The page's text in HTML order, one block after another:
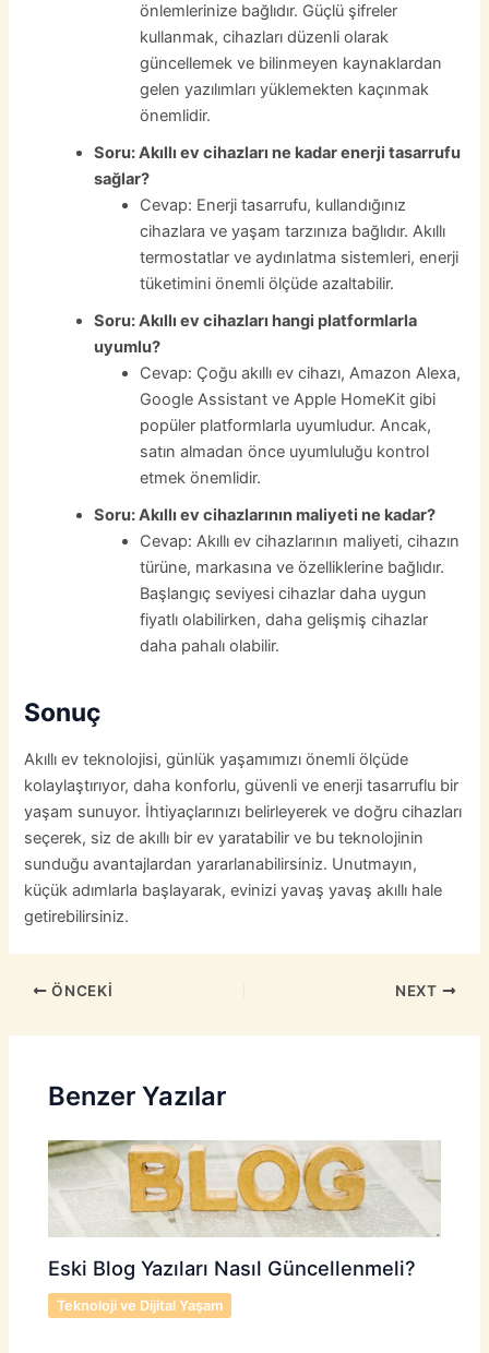
önlemlerinize bağlıdır. Güçlü şifreler
kullanmak, cihazları düzenli olarak
güncellemek ve bilinmeyen kaynaklardan
gelen yazılımları yüklemekten kaçınmak
önemlidir.
Soru: Akıllı ev cihazları ne kadar enerji tasarrufu
sağlar?
Cevap: Enerji tasarrufu, kullandığınız
cihazlara ve yaşam tarzınıza bağlıdır. Akıllı
termostatlar ve aydınlatma sistemleri, enerji
tüketimini önemli ölçüde azaltabilir.
Soru: Akıllı ev cihazları hangi platformlarla
uyumlu?
Cevap: Çoğu akıllı ev cihazı, Amazon Alexa,
Google Assistant ve Apple HomeKit gibi
popüler platformlarla uyumludur. Ancak,
satın almadan önce uyumluluğu kontrol
etmek önemlidir.
Soru: Akıllı ev cihazlarının maliyeti ne kadar?
Cevap: Akıllı ev cihazlarının maliyeti, cihazın
türüne, markasına ve özelliklerine bağlıdır.
Başlangıç seviyesi cihazlar daha uygun
fiyatlı olabilirken, daha gelişmiş cihazlar
daha pahalı olabilir.
Sonuç
Akıllı ev teknolojisi, günlük yaşamımızı önemli ölçüde
kolaylaştırıyor, daha konforlu, güvenli ve enerji tasarruflu bir
yaşam sunuyor. İhtiyaçlarınızı belirleyerek ve doğru cihazları
seçerek, siz de akıllı bir ev yaratabilir ve bu teknolojinin
sunduğu avantajlardan yararlanabilirsiniz. Unutmayın,
küçük adımlarla başlayarak, evinizi yavaş yavaş akıllı hale
getirebilirsiniz.
ÖNCEKI NEXT
Benzer Yazılar
Eski Blog Yazıları Nasıl Güncellenmeli?
Teknoloji ve Dijital Yaşam